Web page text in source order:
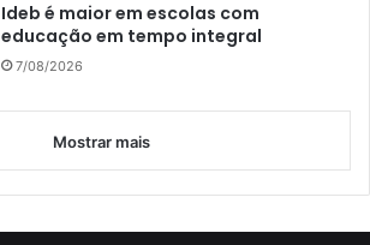
Ideb é maior em escolas com
educação em tempo integral
7/08/2026
Mostrar mais